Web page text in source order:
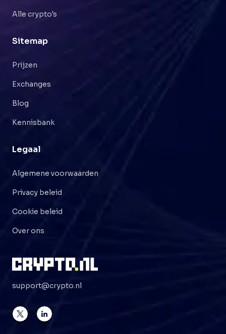
Alle crypto's
Sitemap
Prijzen
Exchanges
Blog
Kennisbank
Legaal
Algemene voorwaarden
Privacy beleid
Cookie beleid
Over ons
support@crypto.nl